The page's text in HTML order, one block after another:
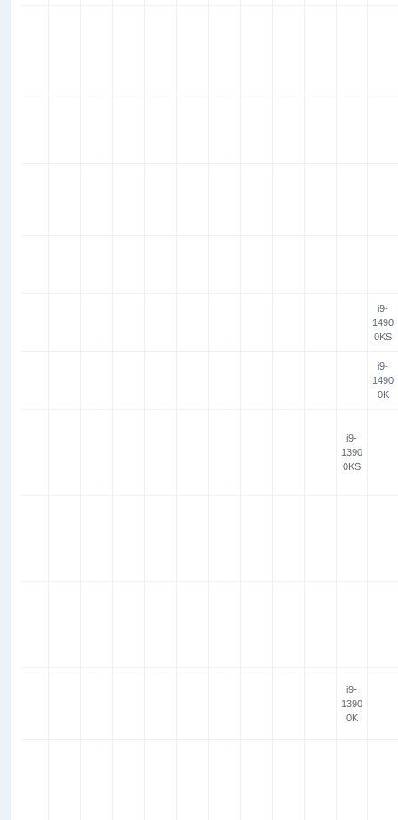
i9-
1490
0KS
i9-
1490
0K
i9-
1390
0KS
i9-
1390
0K